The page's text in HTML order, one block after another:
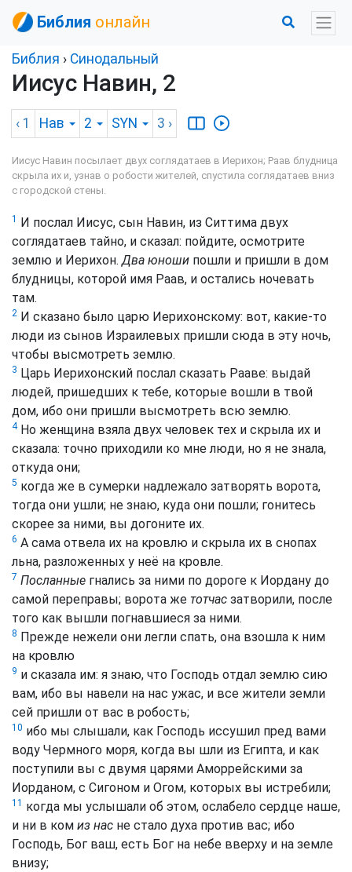
Библия онлайн
Библия › Синодальный
Иисус Навин, 2
‹ 1 Нав 2 SYN 3 ›
Иисус Навин посылает двух соглядатаев в Иерихон; Раав блудница
скрыла их и, узнав о робости жителей, спустила соглядатаев вниз
с городской стены.
1
И послал Иисус, сын Навин, из Ситтима двух
соглядатаев тайно, и сказал: пойдите, осмотрите
землю и Иерихон.Два юноши пошли и пришли в дом
блудницы, которой имя Раав, и остались ночевать
там.
2 И сказано было царю Иерихонскому: вот, какие-то
люди из сынов Израилевых пришли сюда в эту ночь,
чтобы высмотреть землю.
3 Царь Иерихонский послал сказать Рааве: выдай
людей, пришедших к тебе, которые вошли в твой
дом, ибо они пришли высмотреть всю землю.
4Но женщина взяла двух человек тех и скрыла их и
сказала: точно приходили ко мне люди, но я не знала,
откуда они;
5 когда же в сумерки надлежало затворять ворота,
тогда они ушли; не знаю, куда они пошли; гонитесь
скорее за ними, вы догоните их.
6 А сама отвела их на кровлю и скрыла их в снопах
льна, разложенных у неё на кровле.
7 Посланные гнались за ними по дороге к Иордану до
самой переправы; ворота же тотчас затворили, после
того как вышли погнавшиеся за ними.
8 Прежде нежели они легли спать, она взошла к ним
на кровлю
9 и сказала им: я знаю, что Господь отдал землю сию
вам, ибо вы навели на нас ужас, и все жители земли
сей пришли от вас в робость;
10 ибо мы слышали, как Господь иссушил пред вами
воду Чермного моря, когда вы шли из Египта, и как
поступили вы с двумя царями Аморрейскими за
Иорданом, с Сигоном и Огом, которых вы истребили;
11 когда мы услышали об этом, ослабело сердце наше,
и ни в ком из нас не стало духа против вас; ибо
Господь, Бог ваш, есть Бог на небе вверху и на земле
внизу;